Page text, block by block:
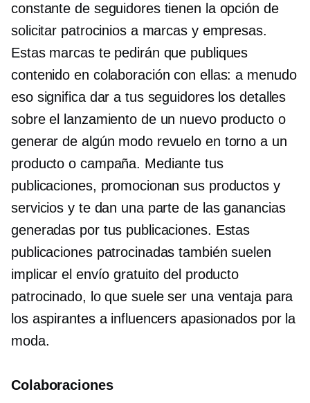
constante de seguidores tienen la opción de
solicitar patrocinios a marcas y empresas.
Estas marcas te pedirán que publiques
contenido en colaboración con ellas: a menudo
eso significa dar a tus seguidores los detalles
sobre el lanzamiento de un nuevo producto o
generar de algún modo revuelo en torno a un
producto o campaña. Mediante tus
publicaciones, promocionan sus productos y
servicios y te dan una parte de las ganancias
generadas por tus publicaciones. Estas
publicaciones patrocinadas también suelen
implicar el envío gratuito del producto
patrocinado, lo que suele ser una ventaja para
los aspirantes a influencers apasionados por la
moda.
Colaboraciones